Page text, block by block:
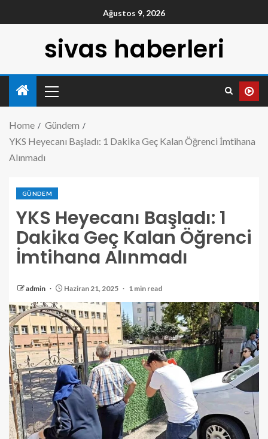
Ağustos 9, 2026
sivas haberleri
Home
Gündem
YKS Heyecanı Başladı: 1 Dakika Geç Kalan Öğrenci İmtihana
Alınmadı
GÜNDEM
YKS Heyecanı Başladı: 1
Dakika Geç Kalan Öğrenci
İmtihana Alınmadı
admin Haziran 21, 2025 1 min read